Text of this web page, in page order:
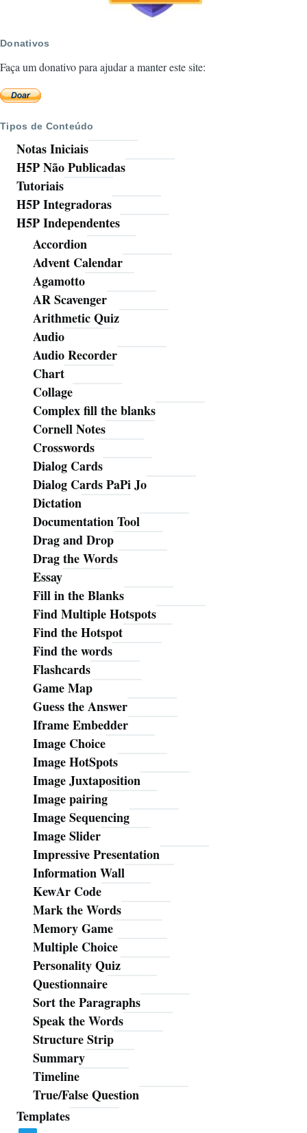
Donativos
Faça um donativo para ajudar a manter este site:
Tipos de Conteúdo
Notas Iniciais
H5P Não Publicadas
Tutoriais
H5P Integradoras
H5P Independentes
Accordion
Advent Calendar
Agamotto
AR Scavenger
Arithmetic Quiz
Audio
Audio Recorder
Chart
Collage
Complex fill the blanks
Cornell Notes
Crosswords
Dialog Cards
Dialog Cards PaPi Jo
Dictation
Documentation Tool
Drag and Drop
Drag the Words
Essay
Fill in the Blanks
Find Multiple Hotspots
Find the Hotspot
Find the words
Flashcards
Game Map
Guess the Answer
Iframe Embedder
Image Choice
Image HotSpots
Image Juxtaposition
Image pairing
Image Sequencing
Image Slider
Impressive Presentation
Information Wall
KewAr Code
Mark the Words
Memory Game
Multiple Choice
Personality Quiz
Questionnaire
Sort the Paragraphs
Speak the Words
Structure Strip
Summary
Timeline
True/False Question
Templates